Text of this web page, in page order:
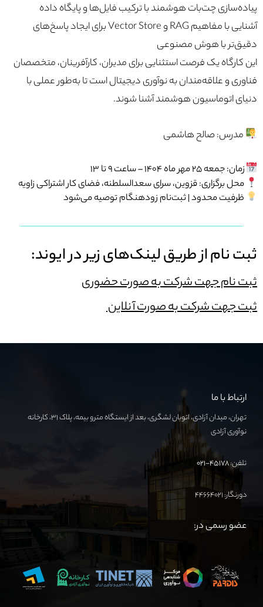
پیاده‌سازی چت‌بات هوشمند با ترکیب فایل‌ها و پایگاه داده
آشنایی با مفاهیم RAG و Vector Store برای ایجاد پاسخ‌های
دقیق‌تر با هوش مصنوعی
این کارگاه یک فرصت استثنایی برای مدیران، کارآفرینان، متخصصان
فناوری و علاقه‌مندان به نوآوری دیجیتال است تا به‌طور عملی با
دنیای اتوماسیون هوشمند آشنا شوند.
مدرس: صالح هاشمی
زمان: جمعه ۲۵ مهر ماه ۱۴۰۴ – ساعت ۹ تا ۱۳
محل برگزاری: قزوین، سرای سعدالسلطنه، فضای کار اشتراکی زاویه
ظرفیت محدود | ثبت‌نام زودهنگام توصیه می‌شود
ثبت نام از طریق لینک‌های زیر در ایوند:
ثبت نام جهت شرکت به صورت حضوری
ثبت جهت شرکت به صورت آنلاین
ارتباط با ما
تهران، میدان آزادی، اتوبان لشگری، بعد از ایستگاه مترو بیمه، پلاک ۳۱، کارخانه
نوآوری آزادی
تلفن:۴۵۱۷۸-۰۲۱
دورنگار: ۴۴۶۶۴۰۲۱
عضو رسمی در: